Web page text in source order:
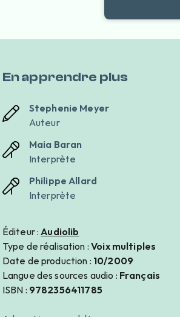
En apprendre plus
Stephenie Meyer
Auteur
Maia Baran
Interprète
Philippe Allard
Interprète
Éditeur : Audiolib
Type de réalisation :Voix multiples
Date de production : 10/2009
Langue des sources audio : Français
ISBN : 9782356411785